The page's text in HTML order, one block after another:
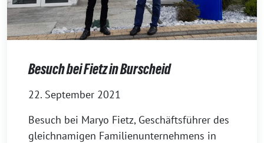
Besuch bei Fietz in Burscheid
22. September 2021
Besuch bei Maryo Fietz, Geschäftsführer des
gleichnamigen Familienunternehmens in